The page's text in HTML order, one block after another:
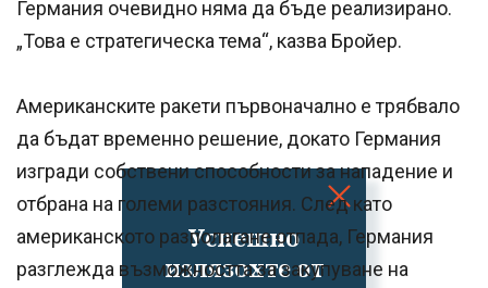
Успешно
излязохте от
Германия очевидно няма да бъде реализирано.
„Това е стратегическа тема“, казва Бройер.
Американските ракети първоначално е трябвало
да бъдат временно решение, докато Германия
изгради собствени способности за нападение и
отбрана на големи разстояния. След като
американското разполагане отпада, Германия
разглежда възможността за закупуване на